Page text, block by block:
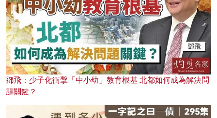
鄧飛：少子化衝擊「中小幼」教育根基 北都如何成為解決問
題關鍵？